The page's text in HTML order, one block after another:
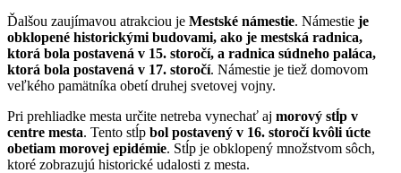
Ďalšou zaujímavou atrakciou je Mestské námestie. Námestie je
obklopené historickými budovami, ako je mestská radnica,
ktorá bola postavená v 15. storočí, a radnica súdneho paláca,
ktorá bola postavená v 17. storočí. Námestie je tiež domovom
veľkého pamätníka obetí druhej svetovej vojny.
Pri prehliadke mesta určite netreba vynechať aj morový stĺp v
centre mesta. Tento stĺp bol postavený v 16. storočí kvôli úcte
obetiam morovej epidémie. Stĺp je obklopený množstvom sôch,
ktoré zobrazujú historické udalosti z mesta.